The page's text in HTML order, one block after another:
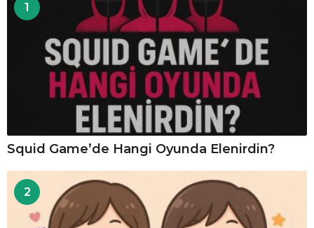
1
Squid Game’de Hangi Oyunda Elenirdin?
2